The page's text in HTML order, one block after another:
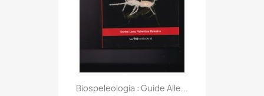
Biospeleologia : Guide Alle...